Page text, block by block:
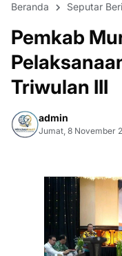
Beranda Seputar
Pemkab
Triwulan III
admin
Jumat, 8 November